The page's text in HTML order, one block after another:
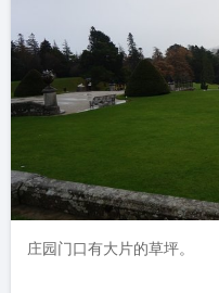
庄园门口有大片的草坪。